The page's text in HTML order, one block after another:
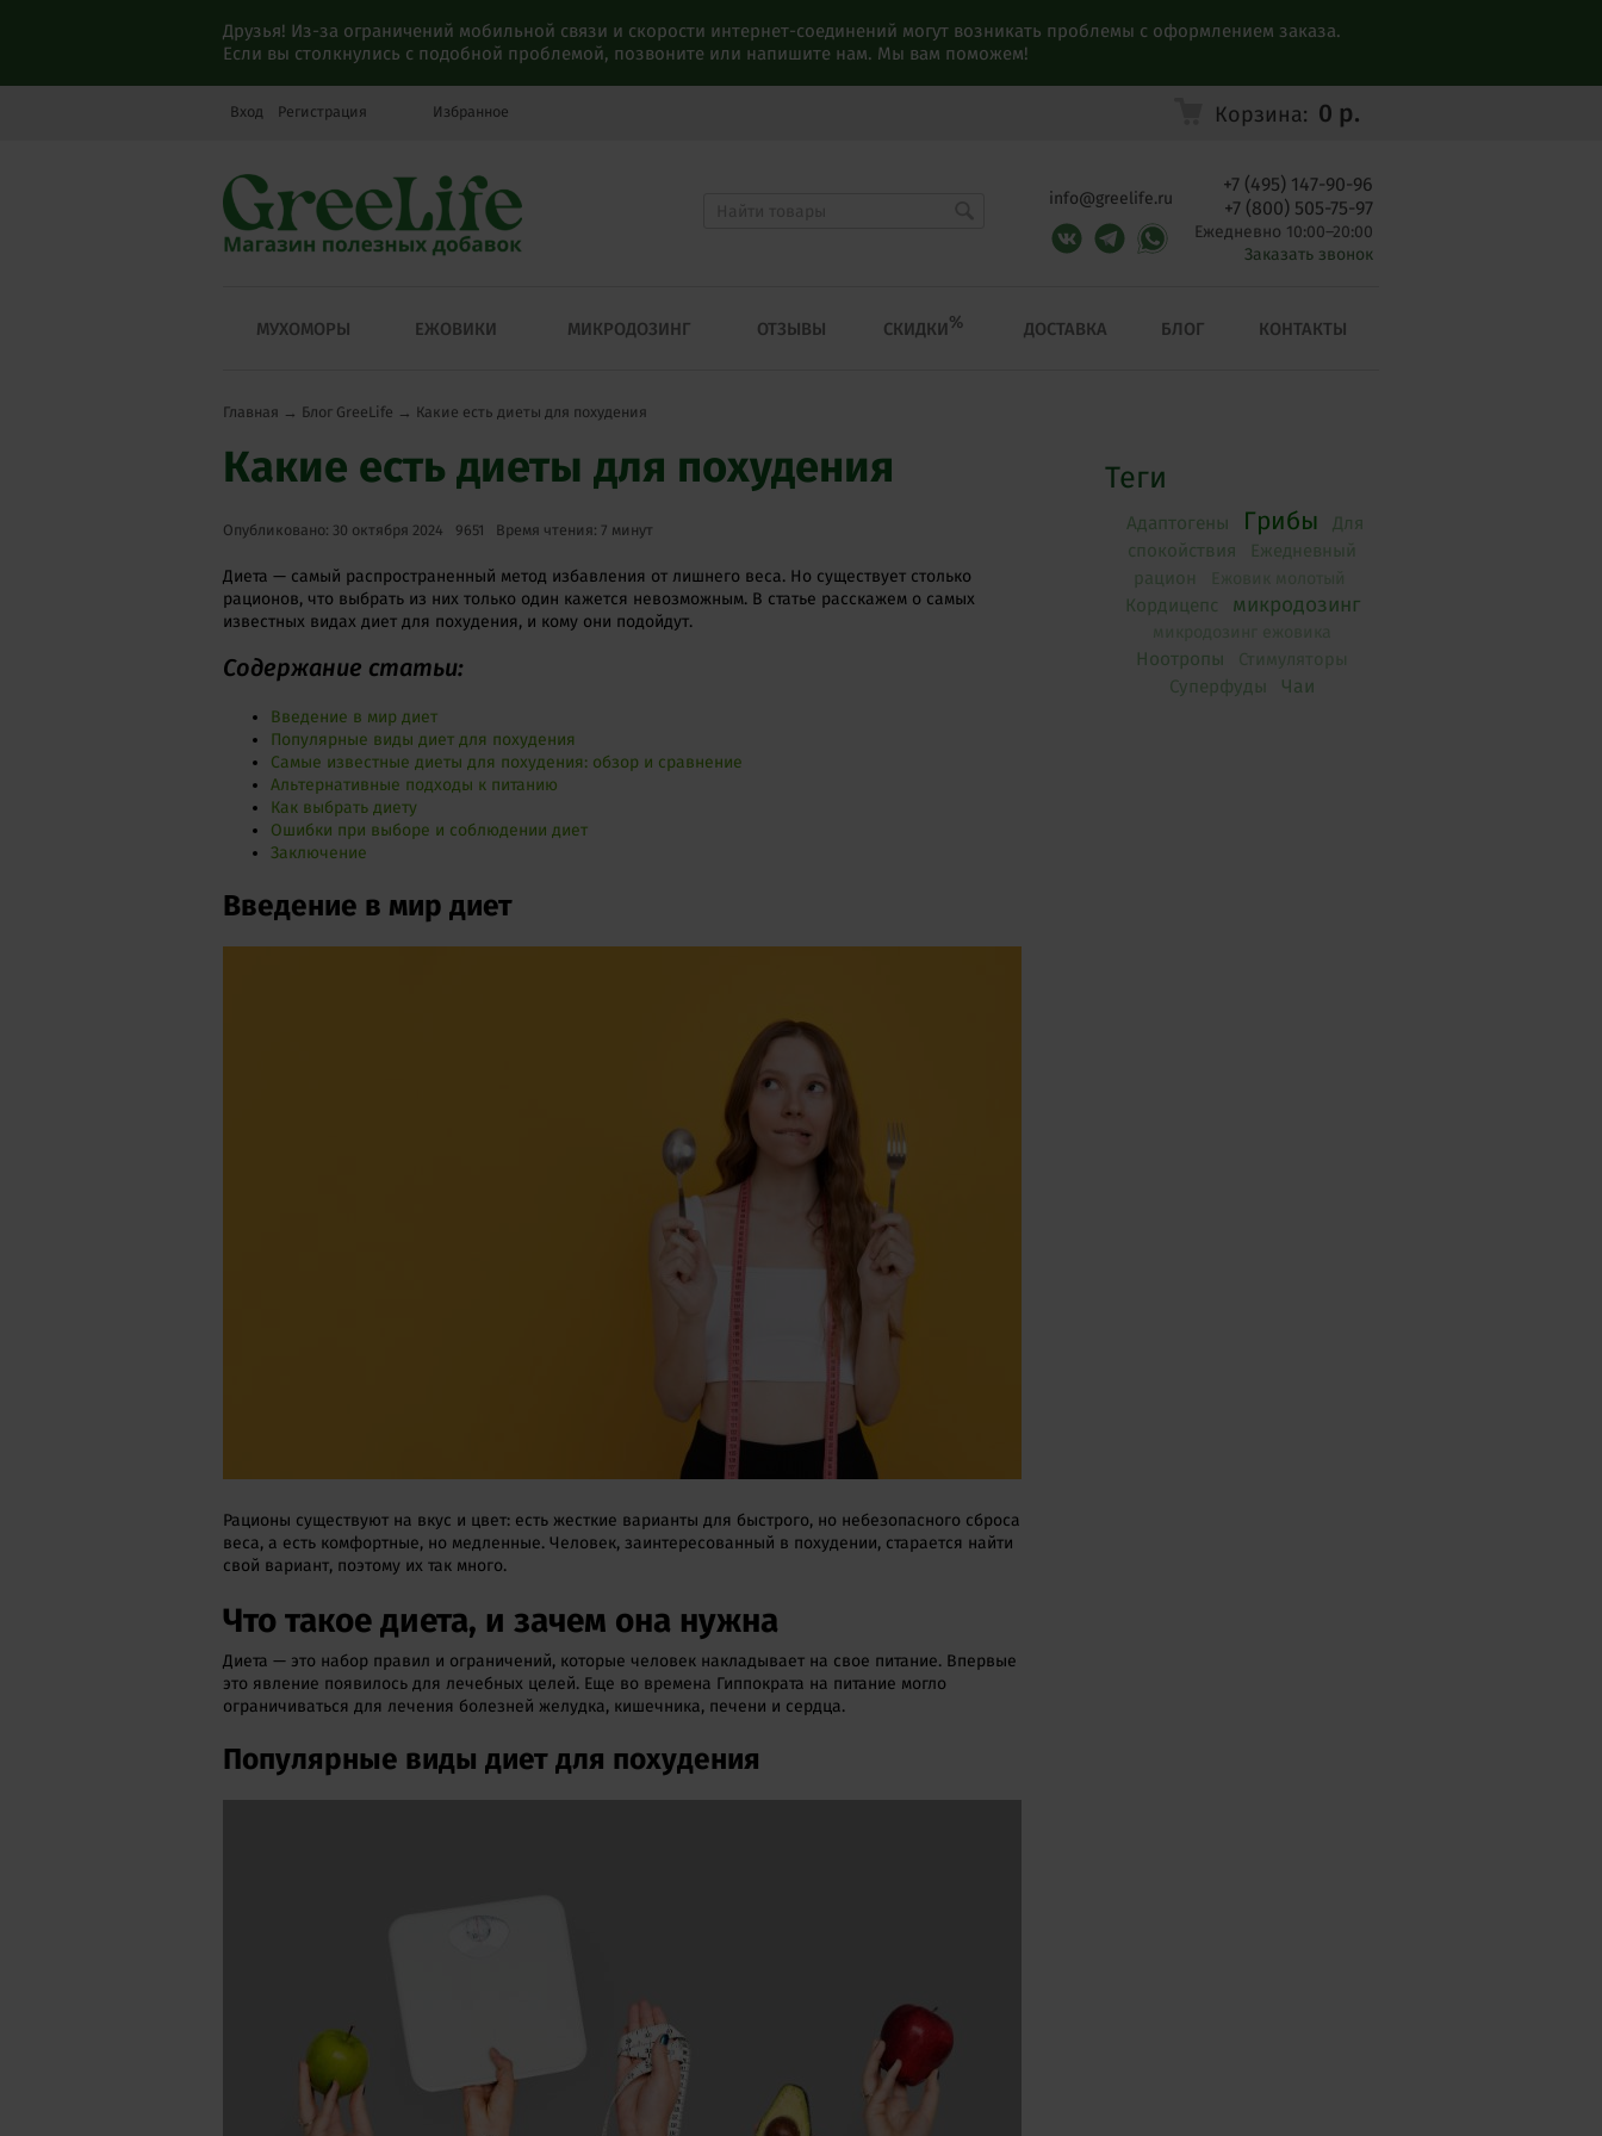
Друзья! Из-за ограничений мобильной связи и скорости интернет-соединений могут возникать проблемы с оформлением заказа.
Если вы столкнулись с подобной проблемой, позвоните или напишите нам. Мы вам поможем!
Вход Регистрация Избранное Корзина: 0 р.
info@greelife.ru
+7 (495) 147-90-96
+7 (800) 505-75-97
Ежедневно 10:00–20:00
Заказать звонок
МУХОМОРЫ ЕЖОВИКИ МИКРОДОЗИНГ ОТЗЫВЫ СКИДКИ% ДОСТАВКА БЛОГ КОНТАКТЫ
Главная → Блог GreeLife → Какие есть диеты для похудения
Теги
Адаптогены Грибы
Для
спокойствия
Ежедневный
рацион
Кордицепс микродозинг
Ноотропы
Стимуляторы
Суперфуды
Чаи
Какие есть диеты для похудения
Опубликовано: 30 октября 2024 9651 Время чтения: 7 минут
Диета — самый распространенный метод избавления от лишнего веса. Но существует столько
рационов, что выбрать из них только один кажется невозможным. В статье расскажем о самых
известных видах диет для похудения, и кому они подойдут.
Содержание статьи:
Введение в мир диет
Популярные виды диет для похудения
Самые известные диеты для похудения: обзор и сравнение
Альтернативные подходы к питанию
Как выбрать диету
Ошибки при выборе и соблюдении диет
Заключение
Введение в мир диет
Рационы существуют на вкус и цвет: есть жесткие варианты для быстрого, но небезопасного сброса
веса, а есть комфортные, но медленные. Человек, заинтересованный в похудении, старается найти
свой вариант, поэтому их так много.
Что такое диета, и зачем она нужна
Диета — это набор правил и ограничений, которые человек накладывает на свое питание. Впервые
это явление появилось для лечебных целей. Еще во времена Гиппократа на питание могло
ограничиваться для лечения болезней желудка, кишечника, печени и сердца.
Популярные виды диет для похудения